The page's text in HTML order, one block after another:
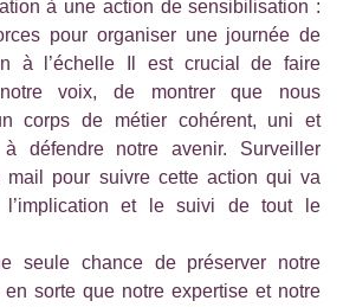
à une action de sensibilisation :
pour organiser une journée de
à l’échelle Il est crucial de faire
voix, de montrer que nous
corps de métier cohérent, uni et
à défendre notre avenir. Surveiller
mail pour suivre cette action qui va
l’implication et le suivi de tout le
seule chance de préserver notre
en sorte que notre expertise et notre